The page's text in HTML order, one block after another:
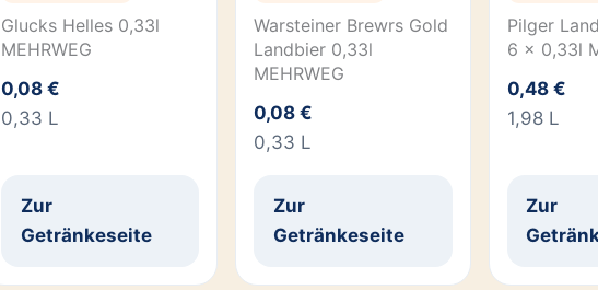
Glucks Helles 0,33l
MEHRWEG
0,08 €
0,33 L
Zur
Getränkeseite
Warsteiner Brewrs Gold
Landbier 0,33l
MEHRWEG
0,08 €
0,33 L
Zur
Getränkeseite
Pilger
6 x 0,33l
0,48 €
1,98 L
Zur